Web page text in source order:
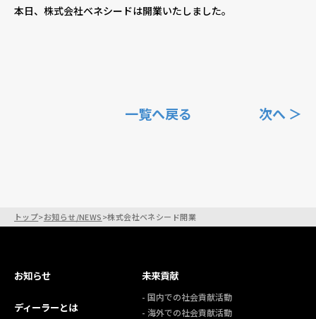
本日、株式会社ベネシードは開業いたしました。
一覧へ戻る 次へ ＞
トップ>お知らせ/NEWS>株式会社ベネシード開業
お知らせ
ディーラーとは
未来貢献
- 国内での社会貢献活動
- 海外での社会貢献活動